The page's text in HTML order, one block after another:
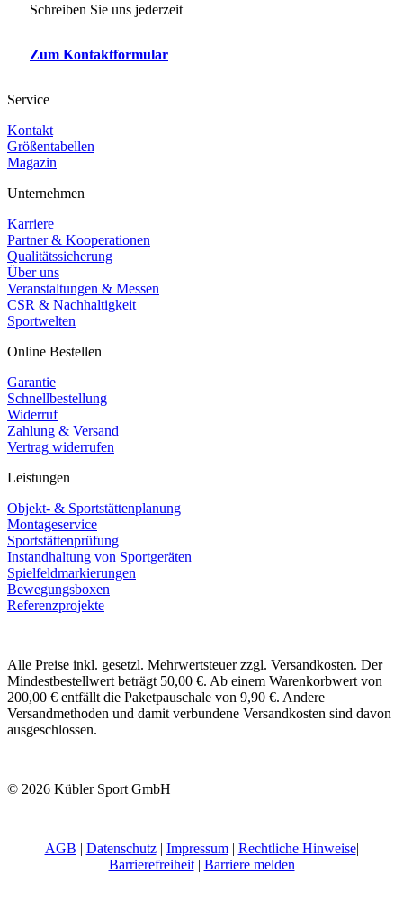
Schreiben Sie uns jederzeit
Zum Kontaktformular
Service
Kontakt
Größentabellen
Magazin
Unternehmen
Karriere
Partner & Kooperationen
Qualitätssicherung
Über uns
Veranstaltungen & Messen
CSR & Nachhaltigkeit
Sportwelten
Online Bestellen
Garantie
Schnellbestellung
Widerruf
Zahlung & Versand
Vertrag widerrufen
Leistungen
Objekt- & Sportstättenplanung
Montageservice
Sportstättenprüfung
Instandhaltung von Sportgeräten
Spielfeldmarkierungen
Bewegungsboxen
Referenzprojekte
Alle Preise inkl. gesetzl. Mehrwertsteuer zzgl. Versandkosten. Der
Mindestbestellwert beträgt 50,00 €. Ab einem Warenkorbwert von
200,00 € entfällt die Paketpauschale von 9,90 €. Andere
Versandmethoden und damit verbundene Versandkosten sind davon
ausgeschlossen.
© 2026 Kübler Sport GmbH
AGB | Datenschutz| Impressum| Rechtliche Hinweise|
Barrierefreiheit| Barriere melden